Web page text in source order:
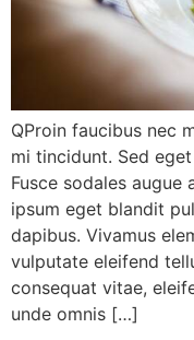
QProin faucibus nec
mi tincidunt. Sed
Fusce sodales augue
ipsum eget blandit
dapibus. Vivamus
vulputate eleifend
consequat vitae,
unde omnis […]